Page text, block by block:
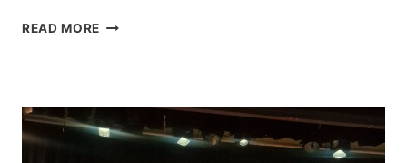
READ MORE ΤΟ